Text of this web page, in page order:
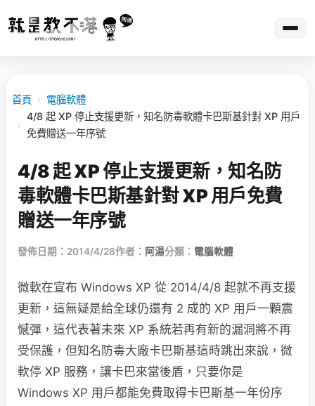
首頁 › 電腦軟體
›
4/8 起 XP 停止支援更新，知名防毒軟體卡巴斯基針對 XP 用戶
免費贈送一年序號
4/8 起 XP 停止支援更新，知名防
毒軟體卡巴斯基針對 XP 用戶免費
贈送一年序號
發佈日期：2014/4/28作者： 阿湯分類： 電腦軟體
微軟在宣布 Windows XP 從 2014/4/8 起就不再支援
更新，這無疑是給全球仍還有 2 成的 XP 用戶一顆震
憾彈，這代表著未來 XP 系統若再有新的漏洞將不再
受保護，但知名防毒大廠卡巴斯基這時跳出來說，微
軟停 XP 服務，讓卡巴來當後盾，只要你是
Windows XP 用戶都能免費取得卡巴斯基一年份序